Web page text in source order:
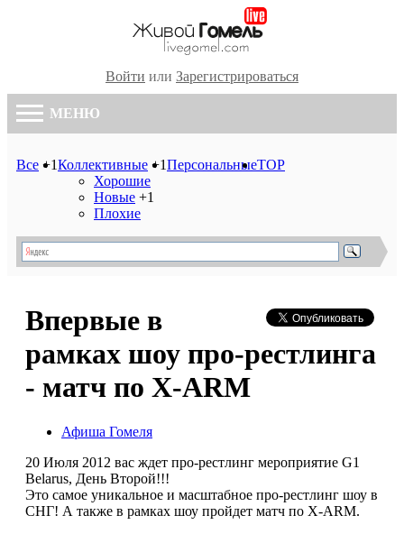
Войти или Зарегистрироваться
МЕНЮ
Все +1Коллективные +1
Хорошие
Новые +1
Плохие
ПерсональныеTOP
Впервые в
рамках шоу про-рестлинга
- матч по X-ARM
Афиша Гомеля
20 Июля 2012 вас ждет про-рестлинг мероприятие G1
Belarus, День Второй!!!
Это самое уникальное и масштабное про-рестлинг шоу в
СНГ! А также в рамках шоу пройдет матч по X-ARM.